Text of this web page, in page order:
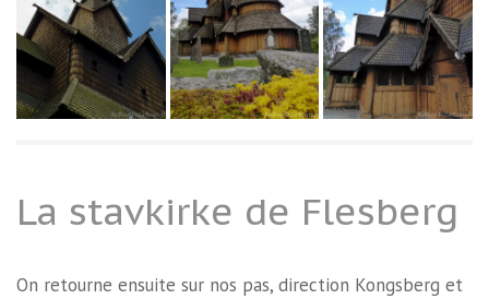
La stavkirke de Flesberg
On retourne ensuite sur nos pas, direction Kongsberg et